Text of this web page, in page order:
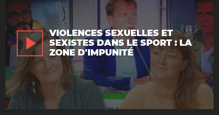
VIOLENCES SEXUELLES ET
SEXISTES DANS LE SPORT : LA
ZONE D'IMPUNITÉ